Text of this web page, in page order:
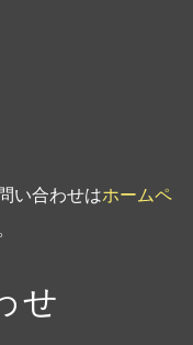
い合わせはホームペ
せ